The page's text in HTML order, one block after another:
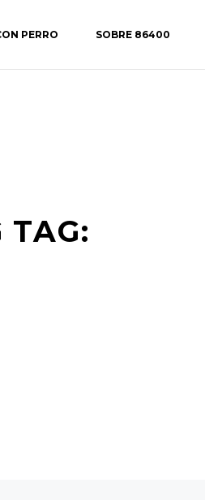
PERRO SOBRE 86400
TAG: